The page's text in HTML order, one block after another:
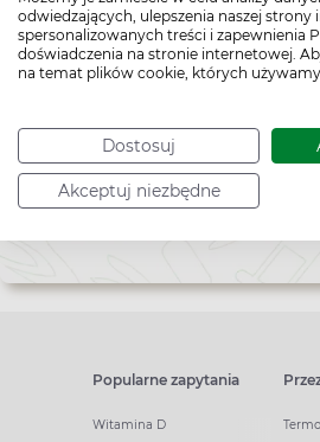
odwiedzających, ulepszenia naszej strony
spersonalizowanych treści i zapewnienia
doświadczenia na stronie internetowej.
na temat plików cookie, których
Dostosuj
Akceptuj niezbędne
zapisz się na nasz
Zapisz
do
newslettera
Chcę otrzymywać
rozwiń>
Popularne zapytania
Witamina D